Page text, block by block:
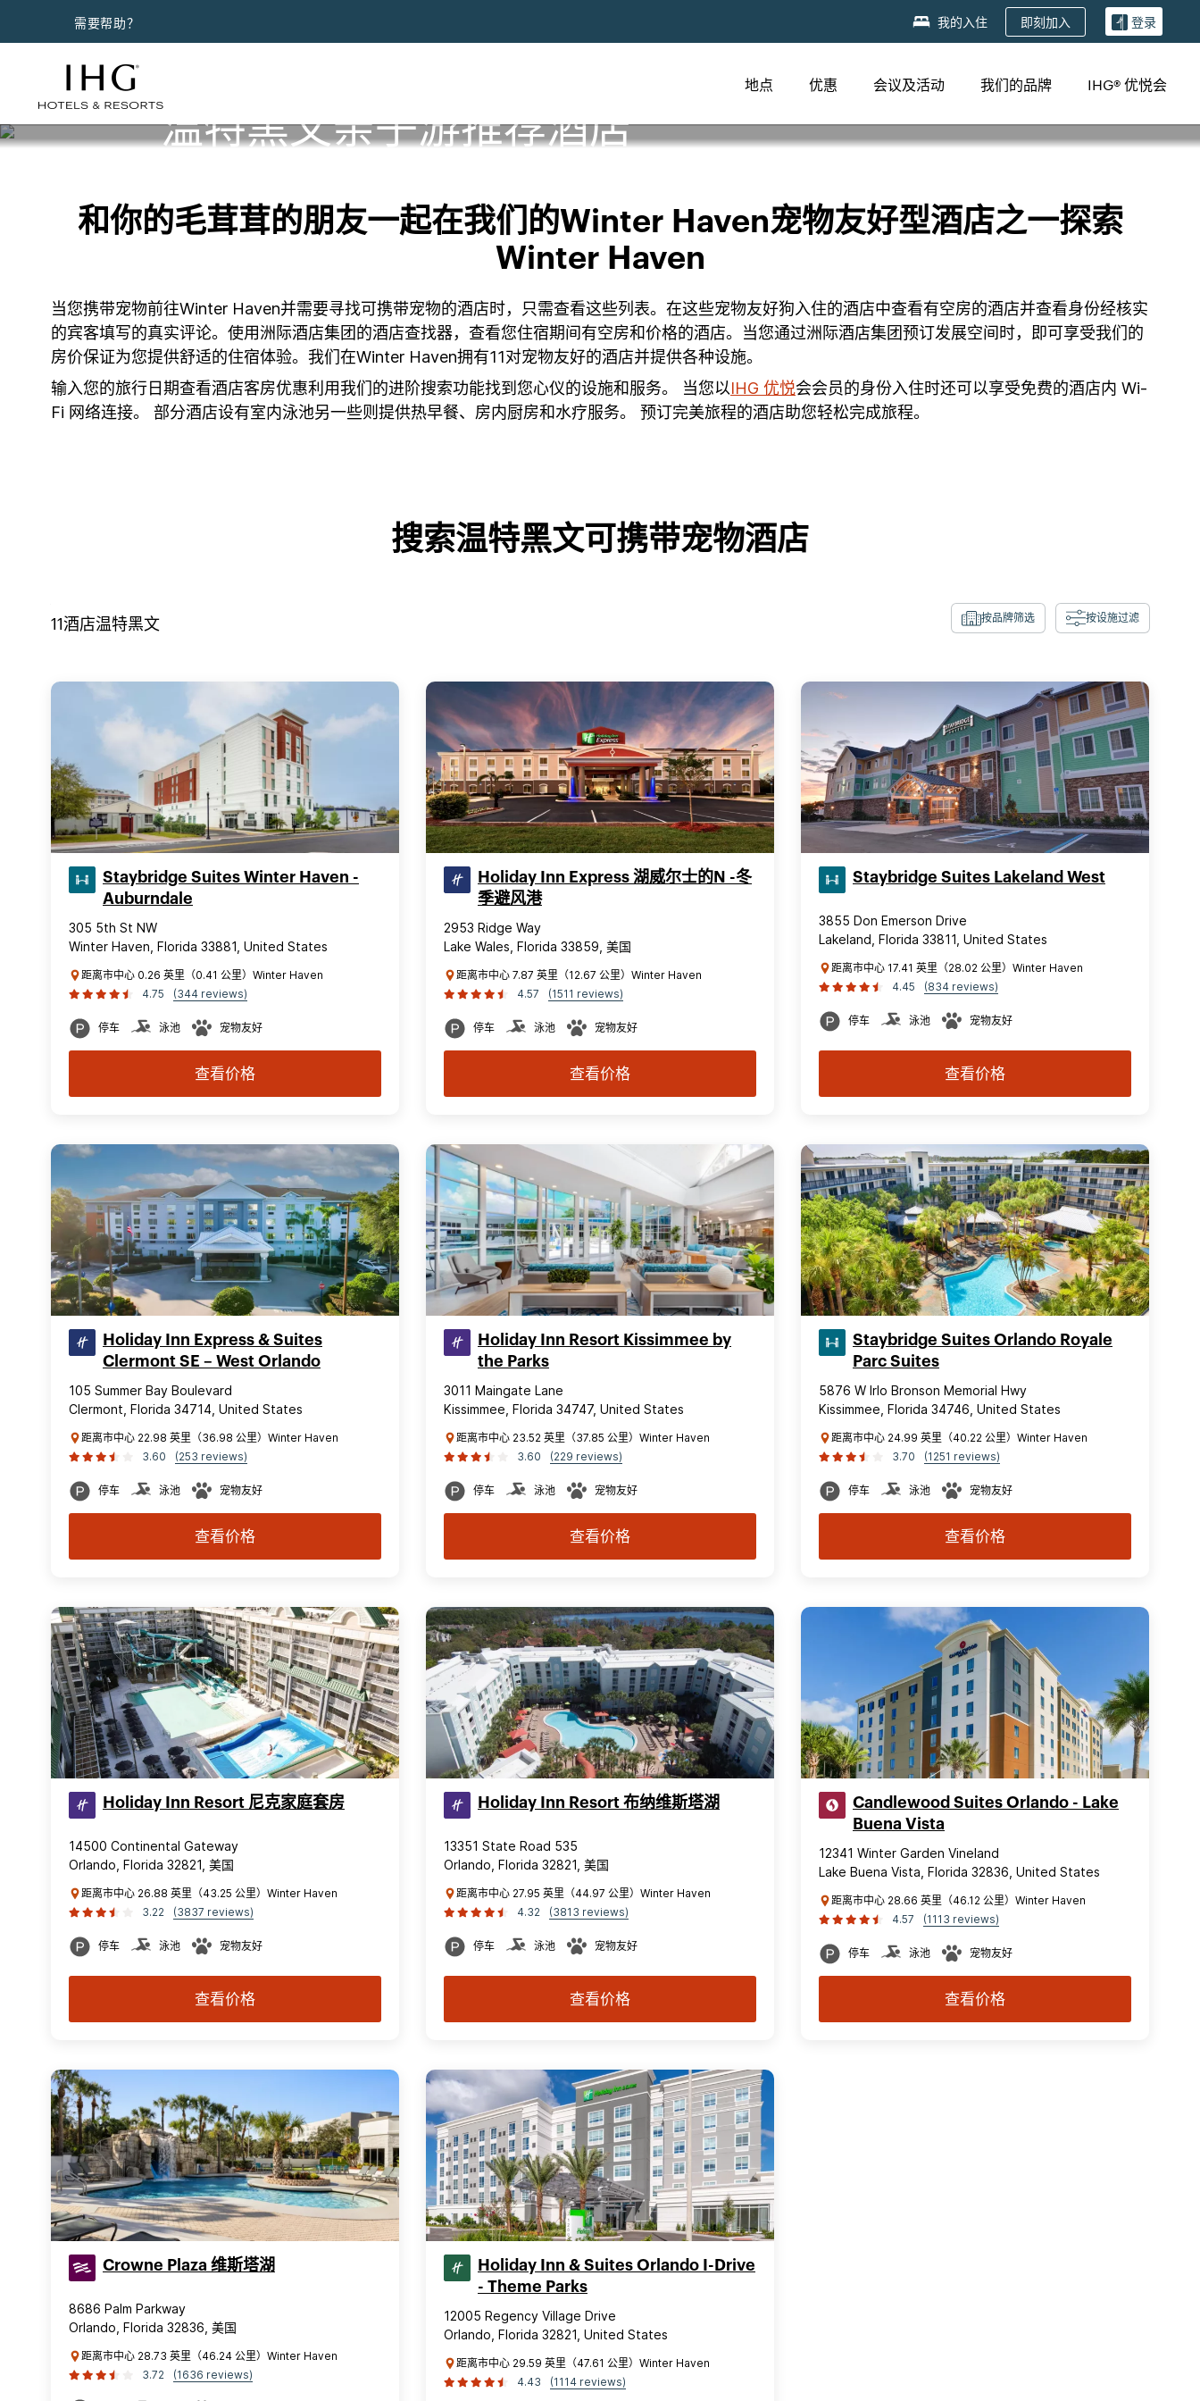
需要帮助？ 我的入住 即刻加入 登录
地点 优惠 会议及活动 我们的品牌 IHG® 优悦会
温特黑文亲子游推荐酒店
和你的毛茸茸的朋友一起在我们的Winter Haven宠物友好型酒店之一探索
Winter Haven
当您携带宠物前往Winter Haven并需要寻找可携带宠物的酒店时，只需查看这些列表。在这些宠物友好狗入住的酒店中查看有空房的酒店并查看身份经核实
的宾客填写的真实评论。使用洲际酒店集团的酒店查找器，查看您住宿期间有空房和价格的酒店。当您通过洲际酒店集团预订发展空间时，即可享受我们的
房价保证为您提供舒适的住宿体验。我们在Winter Haven拥有11对宠物友好的酒店并提供各种设施。
输入您的旅行日期查看酒店客房优惠利用我们的进阶搜索功能找到您心仪的设施和服务。 当您以IHG 优悦会会员的身份入住时还可以享受免费的酒店内 Wi-
Fi 网络连接。 部分酒店设有室内泳池另一些则提供热早餐、房内厨房和水疗服务。 预订完美旅程的酒店助您轻松完成旅程。
搜索温特黑文可携带宠物酒店
11酒店温特黑文 按品牌筛选 按设施过滤
Staybridge Suites Winter Haven -
Auburndale
305 5th St NW
Winter Haven, Florida 33881, United States
距离市中心 0.26 英里（0.41 公里）Winter Haven
4.75
(344 reviews)
停车 泳池 宠物友好
查看价格
Holiday Inn Express 湖威尔士的N -冬
季避风港
2953 Ridge Way
Lake Wales, Florida 33859, 美国
距离市中心 7.87 英里（12.67 公里）Winter Haven
4.57
(1511 reviews)
停车 泳池 宠物友好
查看价格
Staybridge Suites Lakeland West
3855 Don Emerson Drive
Lakeland, Florida 33811, United States
距离市中心 17.41 英里（28.02 公里）Winter Haven
4.45
(834 reviews)
停车 泳池 宠物友好
查看价格
Holiday Inn Express & Suites
Clermont SE – West Orlando
105 Summer Bay Boulevard
Clermont, Florida 34714, United States
距离市中心 22.98 英里（36.98 公里）Winter Haven
3.60
(253 reviews)
停车 泳池 宠物友好
查看价格
Holiday Inn Resort Kissimmee by
the Parks
3011 Maingate Lane
Kissimmee, Florida 34747, United States
距离市中心 23.52 英里（37.85 公里）Winter Haven
3.60
(229 reviews)
停车 泳池 宠物友好
查看价格
Staybridge Suites Orlando Royale
Parc Suites
5876 W Irlo Bronson Memorial Hwy
Kissimmee, Florida 34746, United States
距离市中心 24.99 英里（40.22 公里）Winter Haven
3.70
(1251 reviews)
停车 泳池 宠物友好
查看价格
Holiday Inn Resort 尼克家庭套房
14500 Continental Gateway
Orlando, Florida 32821, 美国
距离市中心 26.88 英里（43.25 公里）Winter Haven
3.22
(3837 reviews)
停车 泳池 宠物友好
查看价格
Holiday Inn Resort 布纳维斯塔湖
13351 State Road 535
Orlando, Florida 32821, 美国
距离市中心 27.95 英里（44.97 公里）Winter Haven
4.32
(3813 reviews)
停车 泳池 宠物友好
查看价格
Candlewood Suites Orlando - Lake
Buena Vista
12341 Winter Garden Vineland
Lake Buena Vista, Florida 32836, United States
距离市中心 28.66 英里（46.12 公里）Winter Haven
4.57
(1113 reviews)
停车 泳池 宠物友好
查看价格
Crowne Plaza 维斯塔湖
8686 Palm Parkway
Orlando, Florida 32836, 美国
距离市中心 28.73 英里（46.24 公里）Winter Haven
3.72
(1636 reviews)
Holiday Inn & Suites Orlando I-Drive
- Theme Parks
12005 Regency Village Drive
Orlando, Florida 32821, United States
距离市中心 29.59 英里（47.61 公里）Winter Haven
4.43
(1114 reviews)